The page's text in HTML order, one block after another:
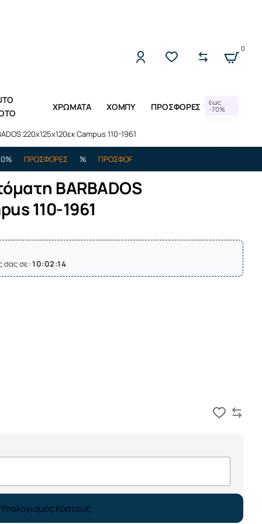
0
ΧΡΩΜΑΤΑ ΧΟΜΠΥ ΠΡΟΣΦΟΡΕΣ
έως
-70%
220x125x120εκ Campus 110-1961
% ΠΡΟΣΦΟΡΕΣ %
BARBADOS
110-1961
σας σε: 10:02:14
Υπολογισμός Κόστους